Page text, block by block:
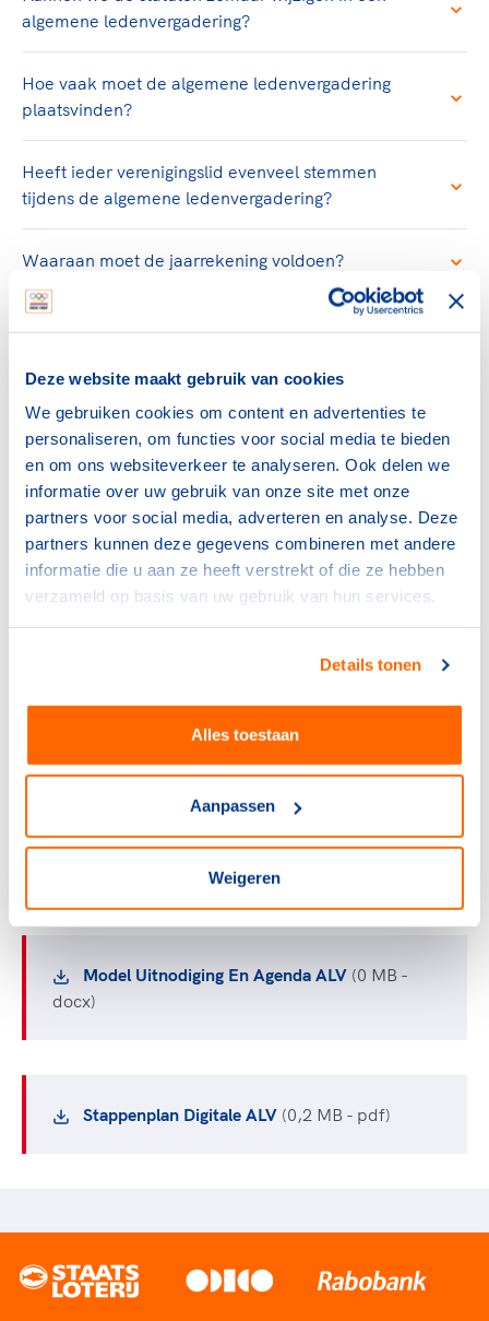
Deze website maakt gebruik van cookies
We gebruiken cookies om content en advertenties te
personaliseren, om functies voor social media te bieden
en om ons websiteverkeer te analyseren. Ook delen we
informatie over uw gebruik van onze site met onze
partners voor social media, adverteren en analyse. Deze
partners kunnen deze gegevens combineren met andere
informatie die u aan ze heeft verstrekt of die ze hebben
verzameld op basis van uw gebruik van hun services.
Details tonen
Alles toestaan
Aanpassen
Weigeren
algemene ledenvergadering?
Hoe vaak moet de algemene ledenvergadering
plaatsvinden?
Heeft ieder verenigingslid evenveel stemmen
tijdens de algemene ledenvergadering?
Waaraan moet de jaarrekening voldoen?
Wanneer kan een rechter een sportvereniging
Downloads
Model Opzegging Lidmaatschap Door De
Vereniging Vanwege Niet Betalen(0 MB - docx)
Vereniging Vanwege Niet Langer Voldoen Aan
Model Opzegging Lidmaatschap Door De
Vereniging Vanwege Niet Langer Voldoen Aan
Model Uitnodiging En Agenda ALV (0 MB -
docx)
Stappenplan Digitale ALV (0,2 MB - pdf)